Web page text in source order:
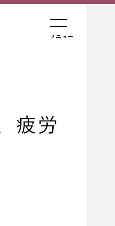
メニュー
疲労